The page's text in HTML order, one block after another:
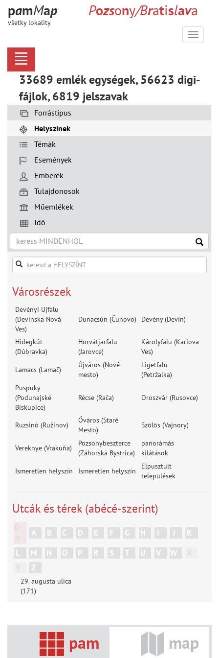
pamMap
všetky lokality
Pozsony/Bratislava
Menu
33689 emlék egységek, 56623 digi-
fájlok, 6819 jelszavak
Forrástípus
Helyszínek
Témák
Események
Emberek
Tulajdonosok
Műemlékek
Idő
Városrészek
Devényi Ujfalu
(Devínska Nová
Ves)
Dunacsún (Čunovo) Devény (Devín)
Hidegkút
(Dúbravka)
Horvátjarfalu
(Jarovce)
Károlyfalu (Karlova
Ves)
Lamacs (Lamač)
Újváros (Nové
mesto)
Ligetfalu
(Petržalka)
Püspüky
(Podunajské
Biskupice)
Récse (Rača) Oroszvár (Rusovce)
Ruzsinó (Ružinov)
Óváros (Staré
Mesto)
Szölös (Vajnory)
Vereknye (Vrakuňa)
Pozsonybeszterce
(Záhorská Bystrica)
panorámás
kilátások
Ismeretlen helyszín Ismeretlen helyszín
Elpusztult
települések
Utcák és térek (abécé-szerint)
A B C D E F G H I J
K
L
M N O P R S T U V W
Z
29. augusta ulica
(171)
pam map